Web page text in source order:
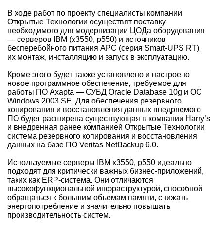
В ходе работ по проекту специалисты компании
Открытые Технологии осуществят поставку
необходимого для модернизации ЦОДа оборудования
— серверов IBM (x3550, p550) и источников
бесперебойного питания APC (серия Smart-UPS RT),
их монтаж, инсталляцию и запуск в эксплуатацию.
Кроме этого будет также установлено и настроено
новое программное обеспечение, требуемое для
работы ПО Axapta — СУБД Oracle Database 10g и ОС
Windows 2003 SE. Для обеспечения резервного
копирования и восстановления данных внедряемого
ПО будет расширена существующая в компании Harry’s
и внедренная ранее компанией Открытые Технологии
система резервного копирования и восстановления
данных на базе ПО Veritas NetBackup 6.0.
Используемые серверы IBM x3550, p550 идеально
подходят для критически важных бизнес-приложений,
таких как ERP-система. Они отличаются
высокофункциональной инфраструктурой, способной
обращаться к большим объемам памяти, снижать
энергопотребление и значительно повышать
производительность систем.